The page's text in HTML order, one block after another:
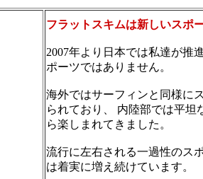
フラットスキムは新しいスポ
2007年より日本では私達が推
ポーツではありません。
海外ではサーフィンと同様に
られており、 内陸部では平坦
ら楽しまれてきました。
流行に左右される一過性のス
は着実に増え続けています。